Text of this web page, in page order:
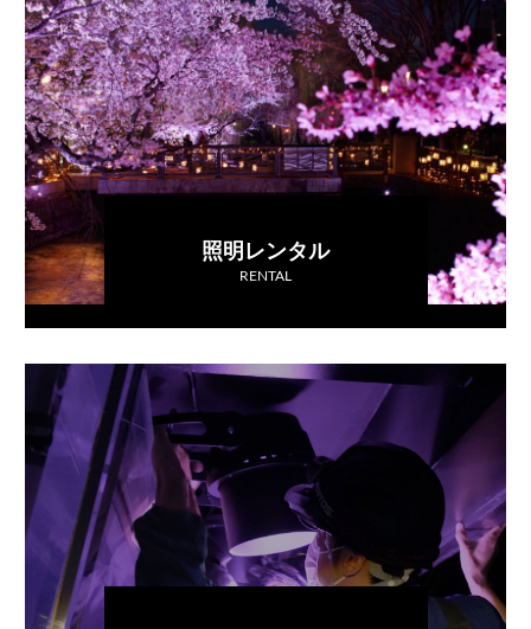
照明レンタル
RENTAL